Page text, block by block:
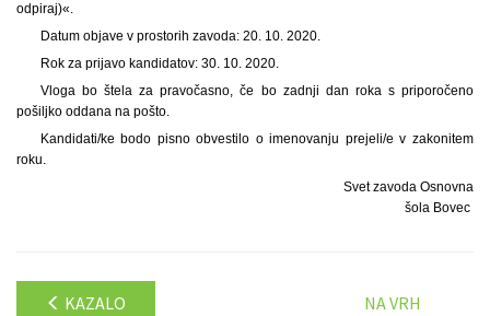
odpiraj)«.
Datum objave v prostorih zavoda: 20. 10. 2020.
Rok za prijavo kandidatov: 30. 10. 2020.
Vloga bo štela za pravočasno, če bo zadnji dan roka s priporočeno
pošiljko oddana na pošto.
Kandidati/ke bodo pisno obvestilo o imenovanju prejeli/e v zakonitem
roku.
Svet zavoda Osnovna
šola Bovec
KAZALO NA VRH